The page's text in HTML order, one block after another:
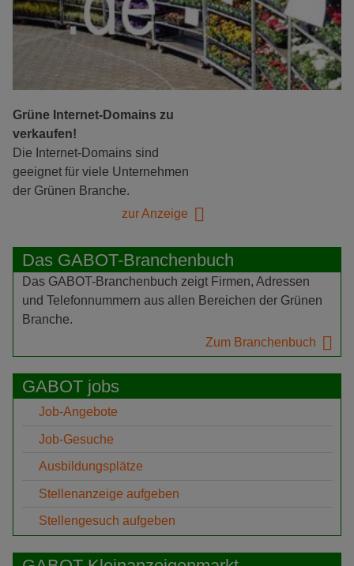
Grüne Internet-Domains zu
verkaufen!
Die Internet-Domains sind
geeignet für viele Unternehmen
der Grünen Branche.
zur Anzeige
Das GABOT-Branchenbuch
Das GABOT-Branchenbuch zeigt Firmen, Adressen
und Telefonnummern aus allen Bereichen der Grünen
Branche.
Zum Branchenbuch
GABOT jobs
Job-Angebote
Job-Gesuche
Ausbildungsplätze
Stellenanzeige aufgeben
Stellengesuch aufgeben